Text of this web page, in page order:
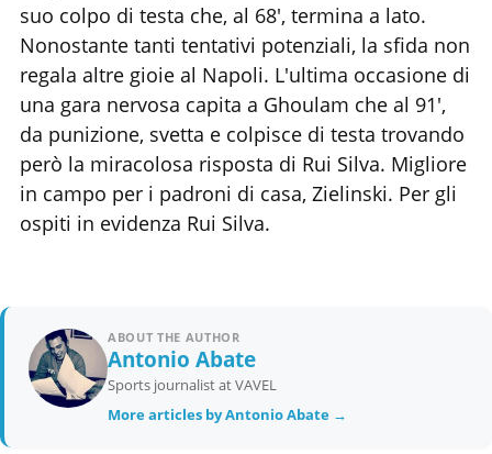
suo colpo di testa che, al 68', termina a lato.
Nonostante tanti tentativi potenziali, la sfida non
regala altre gioie al Napoli. L'ultima occasione di
una gara nervosa capita a Ghoulam che al 91',
da punizione, svetta e colpisce di testa trovando
però la miracolosa risposta di Rui Silva. Migliore
in campo per i padroni di casa, Zielinski. Per gli
ospiti in evidenza Rui Silva.
ABOUT THE AUTHOR
Antonio Abate
Sports journalist at VAVEL
More articles by Antonio Abate →